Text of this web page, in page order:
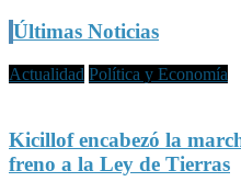
Últimas Noticias
Actualidad Política y Economía
Kicillof encabezó la
freno a la Ley de Tierras